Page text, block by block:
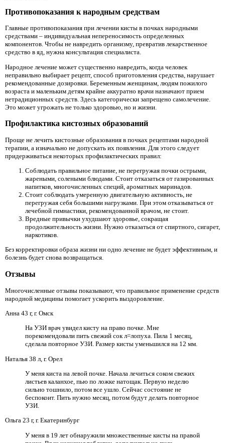
Противопоказания к народным средствам
Главные противопоказания при лечении кисты в почках народными
средствами – индивидуальная непереносимость определенных
компонентов. Чтобы не навредить организму, превратив лекарственное
средство в яд, нужна консультация специалиста.
Народное лечение может существенно навредить, когда человек
неправильно выбирает рецепт, способ приготовления средства, нарушает
рекомендованные дозировки. Беременным женщинам, людям пожилого
возраста и маленьким детям крайне аккуратно врачи назначают прием
нетрадиционных средств. Здесь категорически запрещено самолечение.
Это может угрожать не только здоровью, но и жизни.
Профилактика кистозных образований
Проще не лечить кистозные образования в почках рецептами народной
терапии, а изначально не допускать их появления. Для этого следует
придерживаться некоторых профилактических правил:
Соблюдать правильное питание, не перегружая почки острыми,
жареными, солеными блюдами. Стоит отказаться от газированных
напитков, многочисленных специй, ароматных маринадов.
Стоит соблюдать умеренную двигательную активность, не
перегружая себя большими нагрузками. При этом отказываться от
лечебной гимнастики, рекомендованной врачом, не стоит.
Вредные привычки ухудшают здоровье, сокращая
продолжительность жизни. Нужно отказаться от спиртного, сигарет,
наркотиков.
Без корректировки образа жизни ни одно лечение не будет эффективным, и
болезнь будет снова возвращаться.
Отзывы
Многочисленные отзывы показывают, что правильное применение средств
народной медицины помогает ускорить выздоровление.
Анна 43 г, г. Омск
На УЗИ врач увидел кисту на право почке. Мне
порекомендовали пить свежий сок л=лопуха. Пила 1 месяц,
сделала повторное УЗИ. Размер кисты уменьшился на 12 мм.
Наталья 38 л, г. Орел
У меня киста на левой почке. Начала лечиться соком свежих
листьев каланхое, пью по ложке натощак. Первую неделю
сильно тошнило, потом все ушло. Сейчас состояние не
беспокоит. Пить нужно месяц, потом будут делать повторное
УЗИ.
Ольга 23 г, г. Екатеринбург
У меня в 19 лет обнаружили множественные кисты на правой